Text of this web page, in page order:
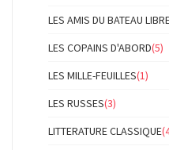
LES AMIS DU BATEAU
LES COPAINS D'ABORD(5)
LES MILLE-FEUILLES(1)
LES RUSSES(3)
LITTERATURE CLASSIQUE